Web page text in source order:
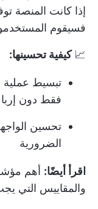
إذا كانت المنصة
فسيقوم
📈كيفية تحسينها:
تبسيط عملية
فقط دون
تحسين
الضرورية
اقرأ أيضًا: أهم
والمقاييس التي